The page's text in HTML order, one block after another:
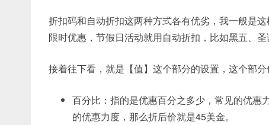
折扣码和自动折扣这两种方式各有优劣，我一般是
限时优惠，节假日活动就用自动折扣，比如黑五、圣
接着往下看，就是【值】这个部分的设置，这个部分
百分比：指的是优惠百分之多少，常见的优惠
的优惠力度，那么折后价就是45美金。